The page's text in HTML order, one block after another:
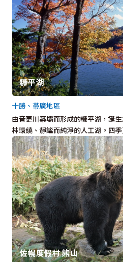
糠平湖
由音更川築壩而形成的糠平湖，誕
林環繞、靜謐而純淨的人工湖。四
十勝、帯廣地區
佐幌度假村 熊山